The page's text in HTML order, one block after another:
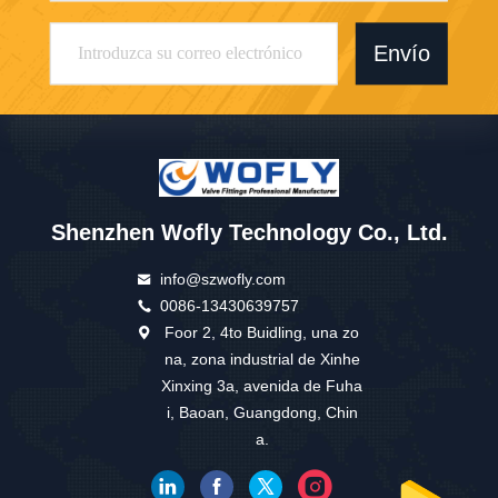
Envío
Shenzhen Wofly Technology Co., Ltd.
info@szwofly.com
0086-13430639757
Foor 2, 4to Buidling, una zo
na, zona industrial de Xinhe
Xinxing 3a, avenida de Fuha
i, Baoan, Guangdong, Chin
a.